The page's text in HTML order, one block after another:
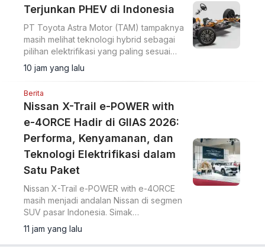
Terjunkan PHEV di Indonesia
PT Toyota Astra Motor (TAM) tampaknya
masih melihat teknologi hybrid sebagai
pilihan elektrifikasi yang paling sesuai
untuk pasar Indonesia.
10 jam yang lalu
Berita
Nissan X-Trail e-POWER with
e-4ORCE Hadir di GIIAS 2026:
Performa, Kenyamanan, dan
Teknologi Elektrifikasi dalam
Satu Paket
Nissan X-Trail e-POWER with e-4ORCE
masih menjadi andalan Nissan di segmen
SUV pasar Indonesia. Simak
keunggulannya.
11 jam yang lalu